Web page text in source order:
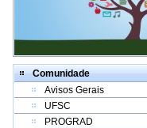
Comunidade
Avisos Gerais
UFSC
PROGRAD